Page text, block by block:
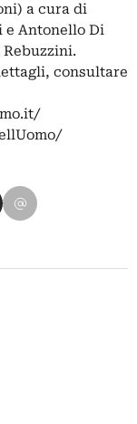
a cura di
e Antonello Di
consultare
Pinterest
su WhatsApp
Condividi su Email